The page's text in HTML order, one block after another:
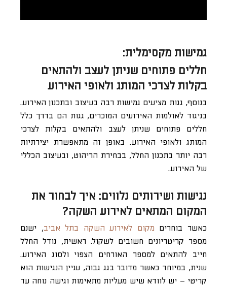
גמישות מקסימלית:
חללים פתוחים שניתן לעצב ולהתאים
בקלות לצרכי המותג ולאופי האירוע
בנוסף, גגות מציעים גמישות רבה בעיצוב ובתכנון האירוע.
בניגוד לאולמות האירועים המוכרים, גגות הם בדרך כלל
חללים פתוחים שניתן לעצב ולהתאים בקלות לצרכי
המותג ולאופי האירוע. באופן זה מתאפשרת יצירתיות
רבה יותר בתכנון החלל, בבחירת הריהוט, ובעיצוב הכללי
של האירוע.
נגישות ושירותים נלווים: איך לבחור את
המקום המתאים לאירוע השקה?
כאשר בוחרים מקום לאירוע השקה בתל אביב, ישנם
מספר קריטריונים חשובים לשקול. ראשית, גודל החלל
חייב להתאים למספר האורחים הצפוי ולסוג האירוע.
שנית, במיוחד כאשר מדובר בגג גבוה, עניין הנגישות הוא
קריטי – יש לוודא שיש מעליות מתאימות וגישה נוחה עד